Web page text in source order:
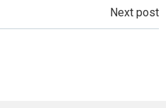
Next post